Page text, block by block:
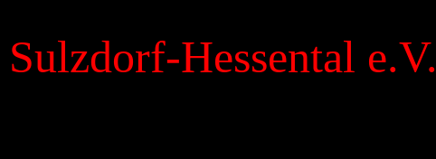
Hessental e.V.